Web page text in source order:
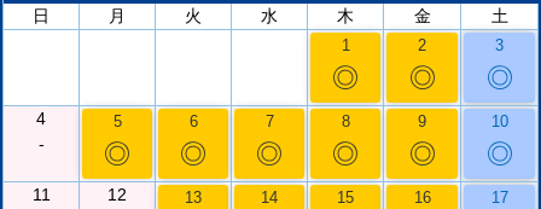
日
月 火 水 木 金 土
1
◎
2
◎
3
◎
4
-
5
◎
6
◎
7
◎
8
◎
9
◎
10
◎
11
12
13 14 15 16 17